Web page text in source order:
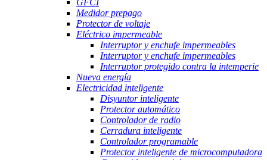
GFCI
Medidor prepago
Protector de voltaje
Eléctrico impermeable
Interruptor y enchufe impermeables
Interruptor y enchufe impermeables
Interruptor protegido contra la intemperie
Nueva energía
Electricidad inteligente
Disyuntor inteligente
Protector automático
Controlador de radio
Cerradura inteligente
Controlador programable
Protector inteligente de microcomputadora